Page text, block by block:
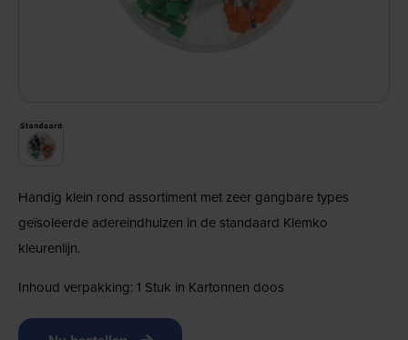
Handig klein rond assortiment met zeer gangbare types
geïsoleerde adereindhulzen in de standaard Klemko
kleurenlijn.
Inhoud verpakking: 1 Stuk in Kartonnen doos